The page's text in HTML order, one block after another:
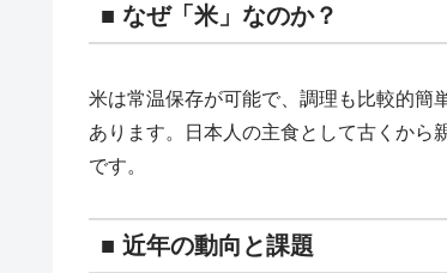
■ なぜ「米」なのか？
米は常温保存が可能で、調理も比較的簡
あります。日本人の主食として古くから
です。
■ 近年の動向と課題